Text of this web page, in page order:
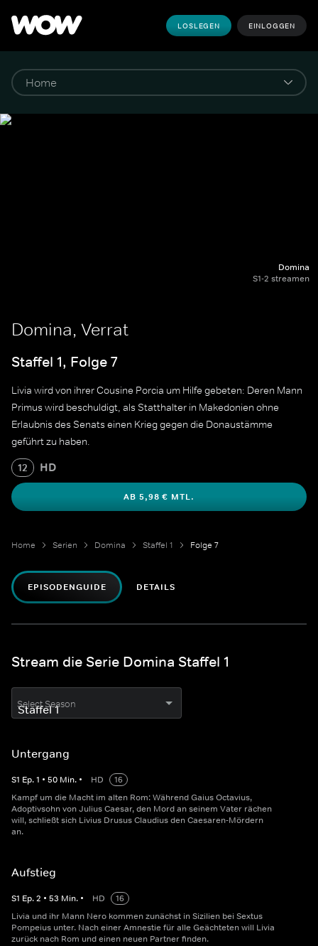
LOSLEGEN EINLOGGEN
Domina
S1-2 streamen
Domina, Verrat
Staffel 1, Folge 7
Livia wird von ihrer Cousine Porcia um Hilfe gebeten: Deren Mann
Primus wird beschuldigt, als Statthalter in Makedonien ohne
Erlaubnis des Senats einen Krieg gegen die Donaustämme
geführt zu haben.
12 HD
AB 5,98 € MTL.
Home Serien Domina Staffel 1 Folge 7
EPISODENGUIDE DETAILS
Stream die Serie Domina Staffel 1
Select Season
Untergang
S1 Ep.1 • 50 Min. • HD
16
Kampf um die Macht im alten Rom: Während Gaius Octavius,
Adoptivsohn von Julius Caesar, den Mord an seinem Vater rächen
will, schließt sich Livius Drusus Claudius den Caesaren-Mördern
an.
Aufstieg
S1 Ep.2 • 53 Min. • HD
16
Livia und ihr Mann Nero kommen zunächst in Sizilien bei Sextus
Pompeius unter. Nach einer Amnestie für alle Geächteten will Livia
zurück nach Rom und einen neuen Partner finden.